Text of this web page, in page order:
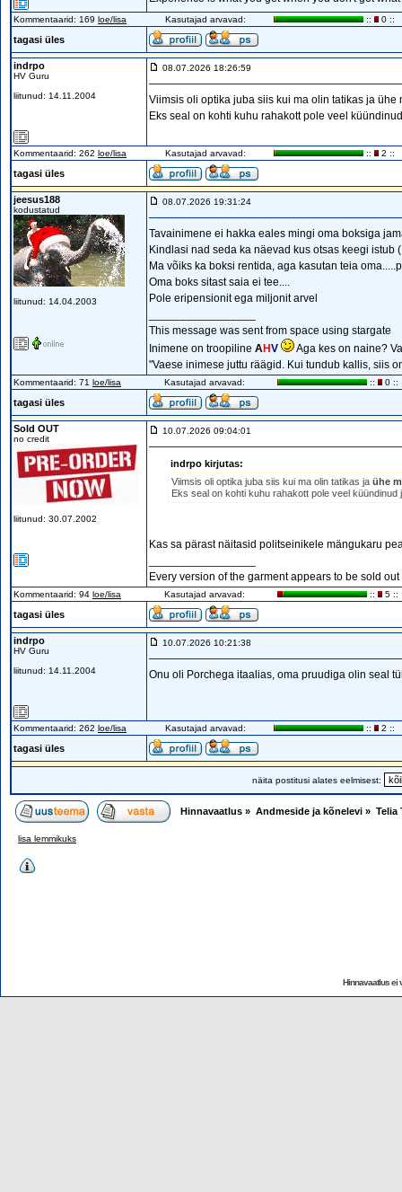
Kommentaarid: 169 loe/lisa Kasutajad arvavad: :: 0 ::
tagasi üles
indrpo
HV Guru
liitunud: 14.11.2004
08.07.2026 18:26:59
Viimsis oli optika juba siis kui ma olin tatikas ja
Eks seal on kohti kuhu rahakott pole veel
Kommentaarid: 262 loe/lisa Kasutajad arvavad: :: 2 ::
tagasi üles
jeesus188
kodustatud
liitunud: 14.04.2003
08.07.2026 19:31:24
Tavainimene ei hakka eales mingi oma boksiga
Kindlasi nad seda ka näevad kus otsas keegi istub
Ma võiks ka boksi rentida, aga kasutan teia
Oma boks sitast saia ei tee....
Pole eripensionit ega miljonit arvel
This message was sent from space using stargate
Inimene on troopiline AHV
Aga kes on naine?
"Vaese inimese juttu räägid. Kui tundub kallis, siis
Kommentaarid: 71 loe/lisa Kasutajad arvavad: :: 0 ::
tagasi üles
Sold OUT
no credit
liitunud: 30.07.2002
10.07.2026 09:04:01
indrpo kirjutas:
Viimsis oli optika juba siis kui ma olin tatikas ja ühe
Eks seal on kohti kuhu rahakott pole veel küündinud
Kas sa pärast näitasid politseinikele mängukaru
Every version of the garment appears to be sold
Kommentaarid: 94 loe/lisa Kasutajad arvavad: :: 5 ::
tagasi üles
indrpo
HV Guru
liitunud: 14.11.2004
10.07.2026 10:21:38
Onu oli Porchega itaalias, oma pruudiga olin seal
Kommentaarid: 262 loe/lisa Kasutajad arvavad: :: 2 ::
tagasi üles
näita postitusi alates eelmisest:
Hinnavaatlus » Andmeside ja kõnelevi » Telia
lisa lemmikuks
Hinnavaatlus ei